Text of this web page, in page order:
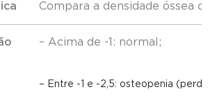
Compara a densidade óssea
– Acima de -1: normal;
– Entre -1 e -2,5: osteopenia (perda